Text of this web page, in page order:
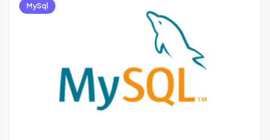
MySql